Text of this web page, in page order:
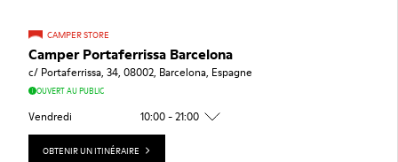
CAMPER STORE
Camper Portaferrissa Barcelona
c/ Portaferrissa, 34, 08002, Barcelona, Espagne
OUVERT AU PUBLIC
Vendredi 10:00 - 21:00
OBTENIR UN ITINÉRAIRE